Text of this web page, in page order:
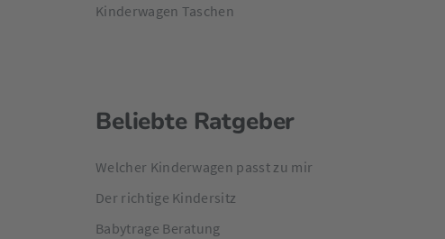
Kinderwagen Taschen
Beliebte Ratgeber
Welcher Kinderwagen passt zu mir
Der richtige Kindersitz
Babytrage Beratung